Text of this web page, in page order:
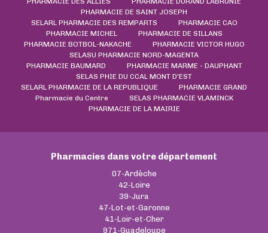
PHARMACIE DE SAINT JOSEPH
SELARL PHARMACIE DES REMPARTS
PHARMACIE CAO
PHARMACIE MICHEL
PHARMACIE DE SILLANS
PHARMACIE BOTBOL-NAKACHE
PHARMACIE VICTOR HUGO
SELASU PHARMACIE NORD-MAGENTA
PHARMACIE BAUMARD
PHARMACIE MARME - DAUPHANT
SELAS PHIE DU CCAL MONT D'EST
SELARL PHARMACIE DE LA REPUBLIQUE
PHARMACIE GRAND
Pharmacie du Centre
SELAS PHARMACIE VLAMINCK
PHARMACIE DE LA MAIRIE
Pharmacies dans votre département
07-Ardèche
42-Loire
39-Jura
47-Lot-et-Garonne
41-Loir-et-Cher
971-Guadeloupe